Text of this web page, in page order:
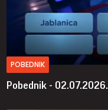
POBEDNIK
Pobednik - 02.07.2026.